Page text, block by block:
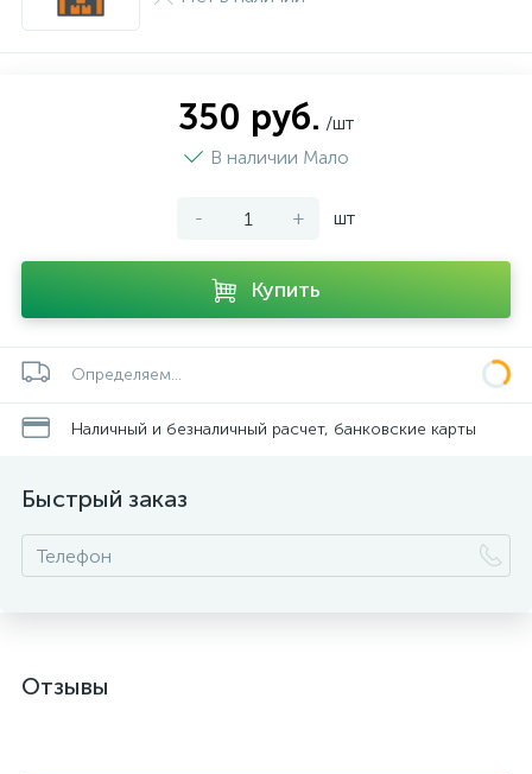
350 руб. /шт
В наличии Мало
- + шт
Купить
Определяем...
Наличный и безналичный расчет, банковские карты
Быстрый заказ
Отзывы